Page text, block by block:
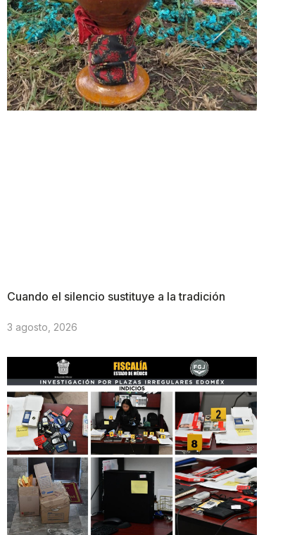
Cuando el silencio sustituye a la tradición
3 agosto, 2026